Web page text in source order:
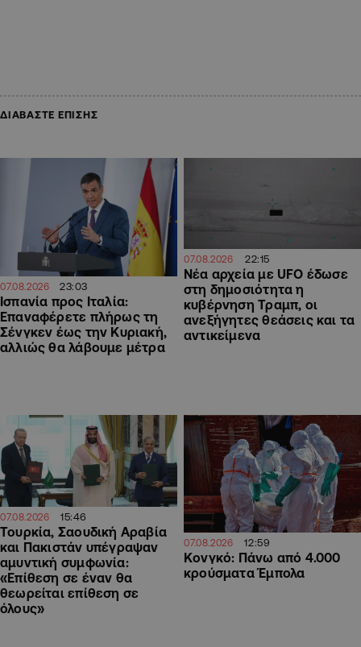
ΔΙΑΒΑΣΤΕ ΕΠΙΣΗΣ
07.08.2026 23:03
Ισπανία προς Ιταλία:
Επαναφέρετε πλήρως τη
Σένγκεν έως την Κυριακή,
αλλιώς θα λάβουμε μέτρα
07.08.2026 22:15
Νέα αρχεία με UFO έδωσε
στη δημοσιότητα η
κυβέρνηση Τραμπ, οι
ανεξήγητες θεάσεις και τα
αντικείμενα
07.08.2026 15:46
Τουρκία, Σαουδική Αραβία
και Πακιστάν υπέγραψαν
αμυντική συμφωνία:
«Επίθεση σε έναν θα
θεωρείται επίθεση σε
όλους»
07.08.2026 12:59
Κονγκό: Πάνω από 4.000
κρούσματα Έμπολα